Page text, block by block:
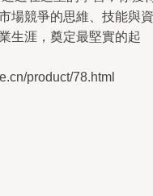
場競爭的思維、技能與資
生涯，奠定最堅實的起
product/78.html